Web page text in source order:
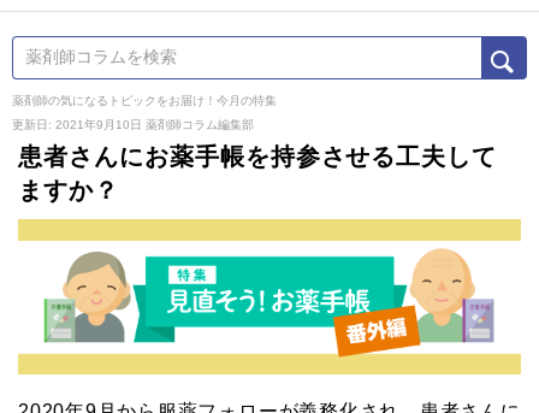
薬剤師の気になるトピックをお届け！今月の特集
更新日: 2021年9月10日 薬剤師コラム編集部
患者さんにお薬手帳を持参させる工夫して
ますか？